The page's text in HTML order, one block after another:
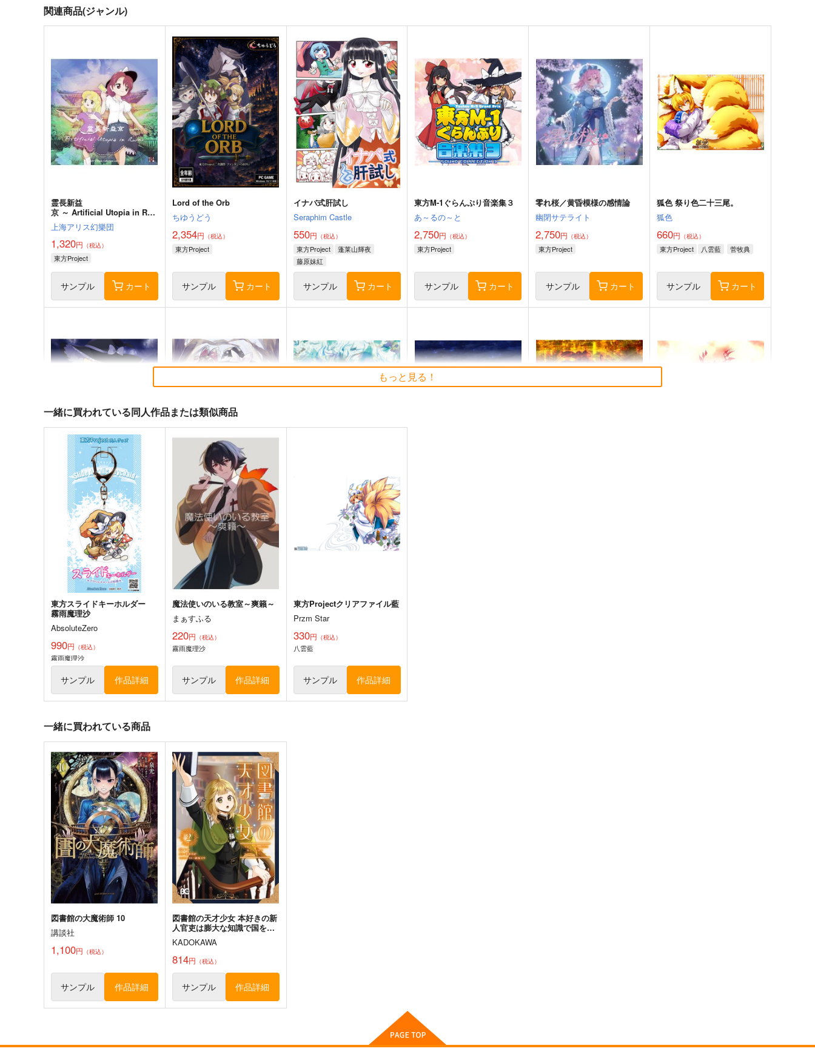
関連商品(ジャンル)
霊長新益
京 ～ Artificial Utopia in Rui
ns.
上海アリス幻樂団
1,320円 （税込）
東方Project
サンプル カート
Lord of the Orb
ちゆうどう
2,354円 （税込）
東方Project
サンプル カート
イナバ式肝試し
Seraphim Castle
550円 （税込）
東方Project
蓬莱山輝夜
藤原妹紅
サンプル カート
東方M-1ぐらんぷり音楽集３
あ～るの～と
2,750円 （税込）
東方Project
サンプル カート
零れ桜／黄昏模様の感情論
幽閉サテライト
2,750円 （税込）
東方Project
サンプル カート
狐色 祭り色二十三尾。
狐色
660円 （税込）
東方Project 八雲藍 菅牧典
サンプル カート
星に寄せる想い/色は匂へど散
りぬるを
幽閉サテライト
2,750 円（税込）
東方Project
サンプル カート
始まりの雨
幽閉サテライト
2,200円（税込）
東方Project
サンプル カート
京 ～ Fossilized Wonders.
上海アリス幻樂団
（税込）
東方Project
Clutch Shooter #05
Silver Forest
1,430円（税込）
東方Project 十六夜咲夜
サンプル カート
必然のカタストロフィ／
Magical-マジカル-
少女フラクタル
2,750円（税込）
東方Project
サンプル カート
ルノまとめ本ー
HandBook
異変のいろは
もっと見る！
一緒に買われている同人作品または類似商品
東方スライドキーホルダー
霧雨魔理沙
AbsoluteZero
990円 （税込）
霧雨魔理沙
サンプル 作品詳細
魔法使いのいる教室～爽籟～
まぁすふる
220円 （税込）
霧雨魔理沙
サンプル 作品詳細
東方Projectクリアファイル藍
Przm Star
330円 （税込）
八雲藍
サンプル 作品詳細
一緒に買われている商品
図書館の大魔術師 10
講談社
1,100円 （税込）
サンプル 作品詳細
図書館の天才少女 本好きの新
人官吏は膨大な知識で国を救
います! 2
KADOKAWA
814円 （税込）
サンプル 作品詳細